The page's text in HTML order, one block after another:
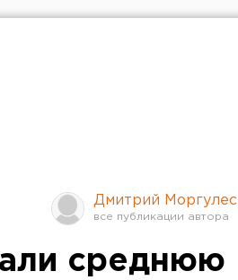
Дмитрий Моргулес
среднюю